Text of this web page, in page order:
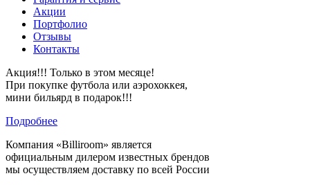
Акции
Портфолио
Отзывы
Контакты
Акция!!! Только в этом месяце!
При покупке футбола или аэрохоккея,
мини бильярд в подарок!!!
Подробнее
Компания «Billiroom» является
официальным дилером известных брендов
мы осуществляем доставку по всей России